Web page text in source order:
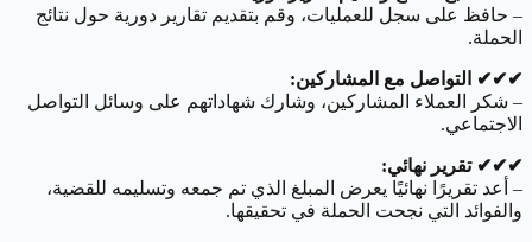
– حافظ على سجل للعمليات، وقم بتقديم تقارير دورية حول نتائج
الحملة.
✔︎✔︎✔︎ التواصل مع المشاركين:
– شكر العملاء المشاركين، وشارك شهاداتهم على وسائل التواصل
الاجتماعي.
✔︎✔︎✔︎ تقرير نهائي:
– أعد تقريرًا نهائيًا يعرض المبلغ الذي تم جمعه وتسليمه للقضية،
والفوائد التي نجحت الحملة في تحقيقها.